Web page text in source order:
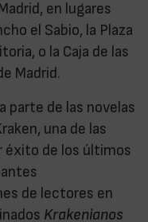
en lugares
el Sabio, la Plaza
o la Caja de las
Madrid.
parte de las novelas
una de las
éxito de los últimos
de lectores en
Krakenianos